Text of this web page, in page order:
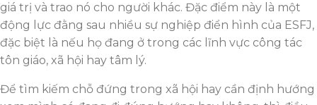
giá trị và trao nó cho người khác. Đặc điểm này là một
động lực đằng sau nhiều sự nghiệp điển hình của ESFJ,
đặc biệt là nếu họ đang ở trong các lĩnh vực công tác
tôn giáo, xã hội hay tâm lý.
Để tìm kiếm chỗ đứng trong xã hội hay cần định hướng